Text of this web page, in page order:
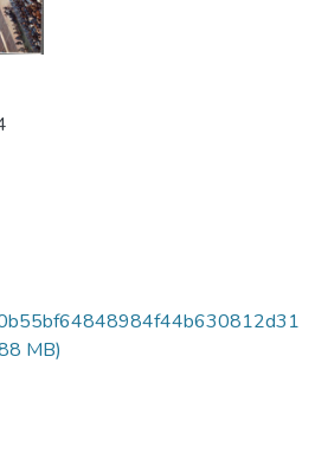
MB)